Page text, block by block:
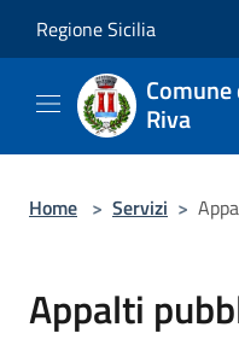
Regione Sicilia
Comune
Riva
Home > Servizi >
Appalti